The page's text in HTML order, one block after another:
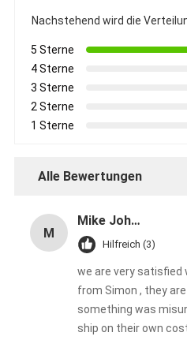
Nachstehend wird die
5 Sterne
4 Sterne
3 Sterne
2 Sterne
1 Sterne
Alle Bewertungen
M
Mike Johnson
Hilfreich (3)
we are very satisfied
from Simon , they
something was
ship on their own